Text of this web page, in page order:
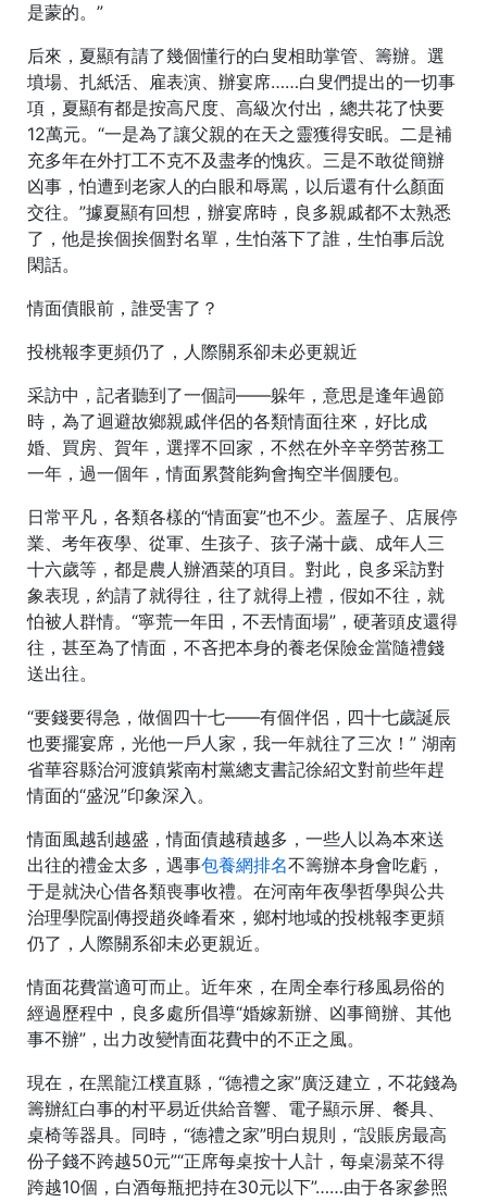
是蒙的。”
后來，夏顯有請了幾個懂行的白叟相助掌管、籌辦。選
墳場、扎紙活、雇表演、辦宴席……白叟們提出的一切事
項，夏顯有都是按高尺度、高級次付出，總共花了快要
12萬元。“一是為了讓父親的在天之靈獲得安眠。二是補
充多年在外打工不克不及盡孝的愧疚。三是不敢從簡辦
凶事，怕遭到老家人的白眼和辱罵，以后還有什么顏面
交往。”據夏顯有回想，辦宴席時，良多親戚都不太熟悉
了，他是挨個挨個對名單，生怕落下了誰，生怕事后說
閑話。
情面債眼前，誰受害了？
投桃報李更頻仍了，人際關系卻未必更親近
采訪中，記者聽到了一個詞——躲年，意思是逢年過節
時，為了迴避故鄉親戚伴侶的各類情面往來，好比成
婚、買房、賀年，選擇不回家，不然在外辛辛勞苦務工
一年，過一個年，情面累贅能夠會掏空半個腰包。
日常平凡，各類各樣的“情面宴”也不少。蓋屋子、店展停
業、考年夜學、從軍、生孩子、孩子滿十歲、成年人三
十六歲等，都是農人辦酒菜的項目。對此，良多采訪對
象表現，約請了就得往，往了就得上禮，假如不往，就
怕被人群情。“寧荒一年田，不丟情面場”，硬著頭皮還得
往，甚至為了情面，不吝把本身的養老保險金當隨禮錢
送出往。
“要錢要得急，做個四十七——有個伴侶，四十七歲誕辰
也要擺宴席，光他一戶人家，我一年就往了三次！” 湖南
省華容縣治河渡鎮紫南村黨總支書記徐紹文對前些年趕
情面的“盛況”印象深入。
情面風越刮越盛，情面債越積越多，一些人以為本來送
出往的禮金太多，遇事包養網排名不籌辦本身會吃虧，
于是就決心借各類喪事收禮。在河南年夜學哲學與公共
治理學院副傳授趙炎峰看來，鄉村地域的投桃報李更頻
仍了，人際關系卻未必更親近。
情面花費當適可而止。近年來，在周全奉行移風易俗的
經過歷程中，良多處所倡導“婚嫁新辦、凶事簡辦、其他
事不辦”，出力改變情面花費中的不正之風。
現在，在黑龍江樸直縣，“德禮之家”廣泛建立，不花錢為
籌辦紅白事的村平易近供給音響、電子顯示屏、餐具、
桌椅等器具。同時，“德禮之家”明白規則，“設賬房最高
份子錢不跨越50元”“正席每桌按十人計，每桌湯菜不得
跨越10個，白酒每瓶把持在30元以下”……由于各家參照